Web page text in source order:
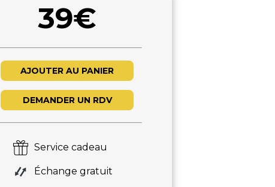
39€
AJOUTER AU PANIER
DEMANDER UN RDV
Service cadeau
Échange gratuit